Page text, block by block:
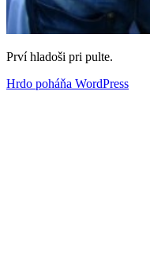
Prví hladoši pri pulte.
Hrdo poháňa WordPress